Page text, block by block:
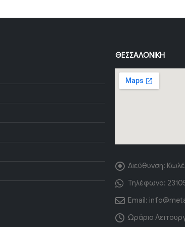
ΘΕΣΣΑΛΟΝΊΚΗ
Διεύθυνση:
Τηλέφωνο:
Email:
Ωράριο